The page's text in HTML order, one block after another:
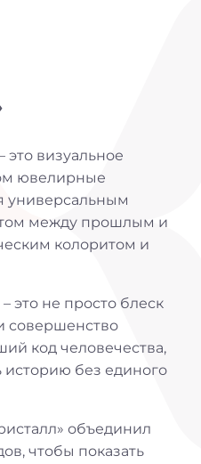
это визуальное
ювелирные
универсальным
между прошлым и
колоритом и
это не просто блеск
совершенство
код человечества,
историю без единого
объединил
чтобы показать